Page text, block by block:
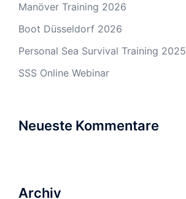
Manöver Training 2026
Boot Düsseldorf 2026
Personal Sea Survival Training 2025
SSS Online Webinar
Neueste Kommentare
Archiv